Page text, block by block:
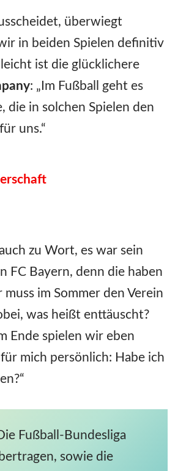
überwiegt
in beiden Spielen definitiv
ist die glücklichere
: „Im Fußball geht es
die in solchen Spielen den
uns.“
zu Wort, es war sein
FC Bayern, denn die haben
im Sommer den Verein
was heißt enttäuscht?
Ende spielen wir eben
mich persönlich: Habe ich
Fußball-Bundesliga
sowie die